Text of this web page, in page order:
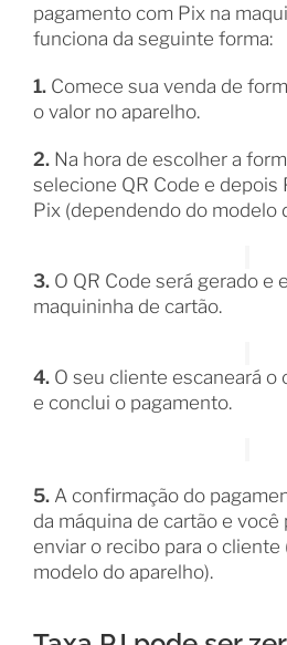
pagamento com Pix na
funciona da seguinte forma:
1. Comece sua venda de
o valor no aparelho.
2. Na hora de escolher a
selecione QR Code e depois
Pix (dependendo do modelo
3. O QR Code será gerado e
maquininha de cartão.
4. O seu cliente escaneará o
e conclui o pagamento.
5. A confirmação do
da máquina de cartão e
enviar o recibo para o cliente
modelo do aparelho).